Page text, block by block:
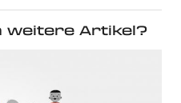
weitere Artikel?